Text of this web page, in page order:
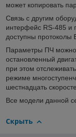
может копировать
Связь с другим
интерфейс RS-485 и
доступны протоколы
Параметры ПЧ
остановленный
при этом
режиме
шестнадцать
Все модели данной
Скрыть